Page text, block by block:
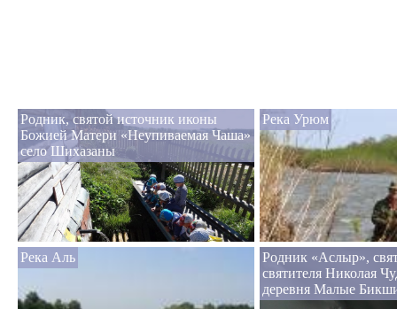
Родник, святой источник иконы
Божией Матери «Неупиваемая Чаша»
село Шихазаны
Река Урюм
Река Аль
Родник «Аслыр»,
святителя Николая
деревня Малые